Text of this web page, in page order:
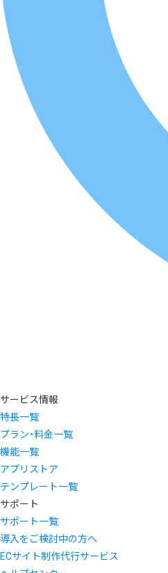
サービス情報
特長一覧
プラン・料金一覧
機能一覧
アプリストア
テンプレート一覧
サポート
サポート一覧
導入をご検討中の方へ
ECサイト制作代行サービス